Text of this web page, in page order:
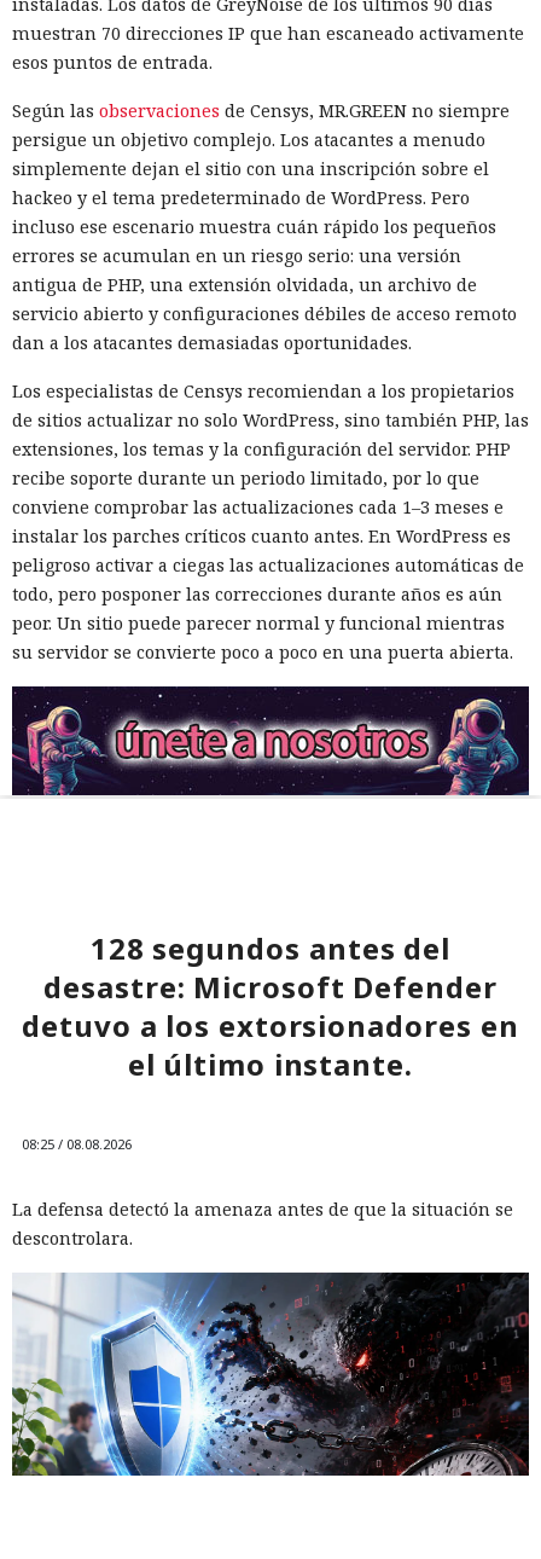
muestran 70 direcciones IP que han escaneado activamente
esos puntos de entrada.
Según las observaciones de Censys, MR.GREEN no siempre
persigue un objetivo complejo. Los atacantes a menudo
simplemente dejan el sitio con una inscripción sobre el
hackeo y el tema predeterminado de WordPress. Pero
incluso ese escenario muestra cuán rápido los pequeños
errores se acumulan en un riesgo serio: una versión
antigua de PHP, una extensión olvidada, un archivo de
servicio abierto y configuraciones débiles de acceso remoto
dan a los atacantes demasiadas oportunidades.
Los especialistas de Censys recomiendan a los propietarios
de sitios actualizar no solo WordPress, sino también PHP, las
extensiones, los temas y la configuración del servidor. PHP
recibe soporte durante un periodo limitado, por lo que
conviene comprobar las actualizaciones cada 1–3 meses e
instalar los parches críticos cuanto antes. En WordPress es
peligroso activar a ciegas las actualizaciones automáticas de
todo, pero posponer las correcciones durante años es aún
peor. Un sitio puede parecer normal y funcional mientras
su servidor se convierte poco a poco en una puerta abierta.
128 segundos antes del
desastre: Microsoft Defender
detuvo a los extorsionadores en
el último instante.
08:25 / 08.08.2026
La defensa detectó la amenaza antes de que la situación se
descontrolara.